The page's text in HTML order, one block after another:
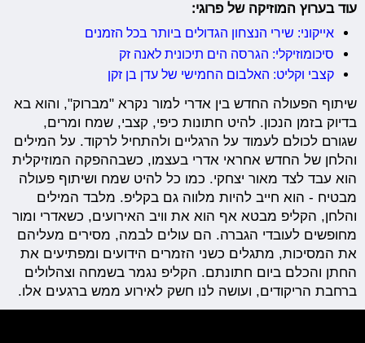
עוד בערוץ המוזיקה של פרוגי:
אייקוני: שירי הנצחון הגדולים ביותר בכל הזמנים
סיכומוזיקלי: הגרסה הים תיכונית לאנה זק
קצבי וקליט: האלבום החמישי של עדן בן זקן
שיתוף הפעולה החדש בין אדרי למור נקרא "מברוק", והוא בא
בדיוק בזמן הנכון. להיט חתונות כיפי, קצבי, שמח ומרים,
שגורם לכולם לעמוד על הרגליים ולהתחיל לרקוד. על המילים
והלחן של החדש אחראי אדרי בעצמו, כשבההפקה המוזיקלית
הוא עבד לצד מאור יצחקי. כמו כל להיט שמח ושיתוף פעולה
מבטיח - הוא חייב להיות מלווה גם בקליפ. מלבד המילים
והלחן, הקליפ מבטא אף הוא את וויב האירועים, כשאדרי ומור
מחופשים לעובדי הגברה. הם עולים לבמה, מסירים מעליהם
את המסיכות, מתגלים כשני הזמרים הידועים ומפתיעים את
החתן והכלם ביום חתונתם. הקליפ נגמר בשמחה וצהלולים
ברחבת הריקודים, ועושה לנו חשק לאירוע ממש ברגעים אלו.